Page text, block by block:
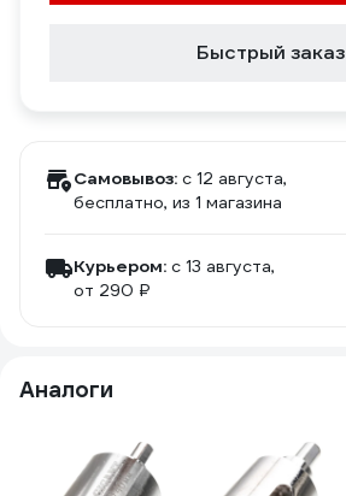
Быстрый заказ
Самовывоз: c 12 августа,
бесплатно, из 1 магазина
Курьером: c 13 августа,
от 290 ₽
Аналоги